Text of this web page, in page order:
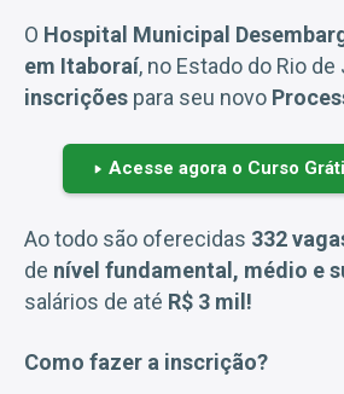
O Hospital Municipal
em Itaboraí, no Estado do Rio de
inscrições para seu novo
Acesse agora o Curso
Ao todo são oferecidas 332
de nível fundamental, médio e
salários de até R$ 3 mil!
Como fazer a inscrição?